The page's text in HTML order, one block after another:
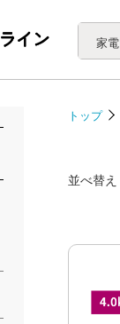
家電
トップ
並べ替え